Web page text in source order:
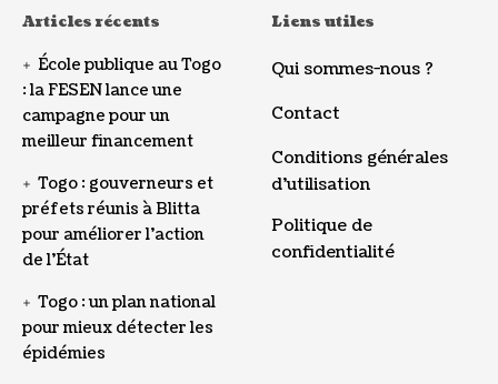
Articles récents
École publique au Togo
: la FESEN lance une
campagne pour un
meilleur financement
Togo : gouverneurs et
préfets réunis à Blitta
pour améliorer l’action
de l’État
Togo : un plan national
pour mieux détecter les
épidémies
Liens utiles
Qui sommes-nous ?
Contact
Conditions générales
d’utilisation
Politique de
confidentialité